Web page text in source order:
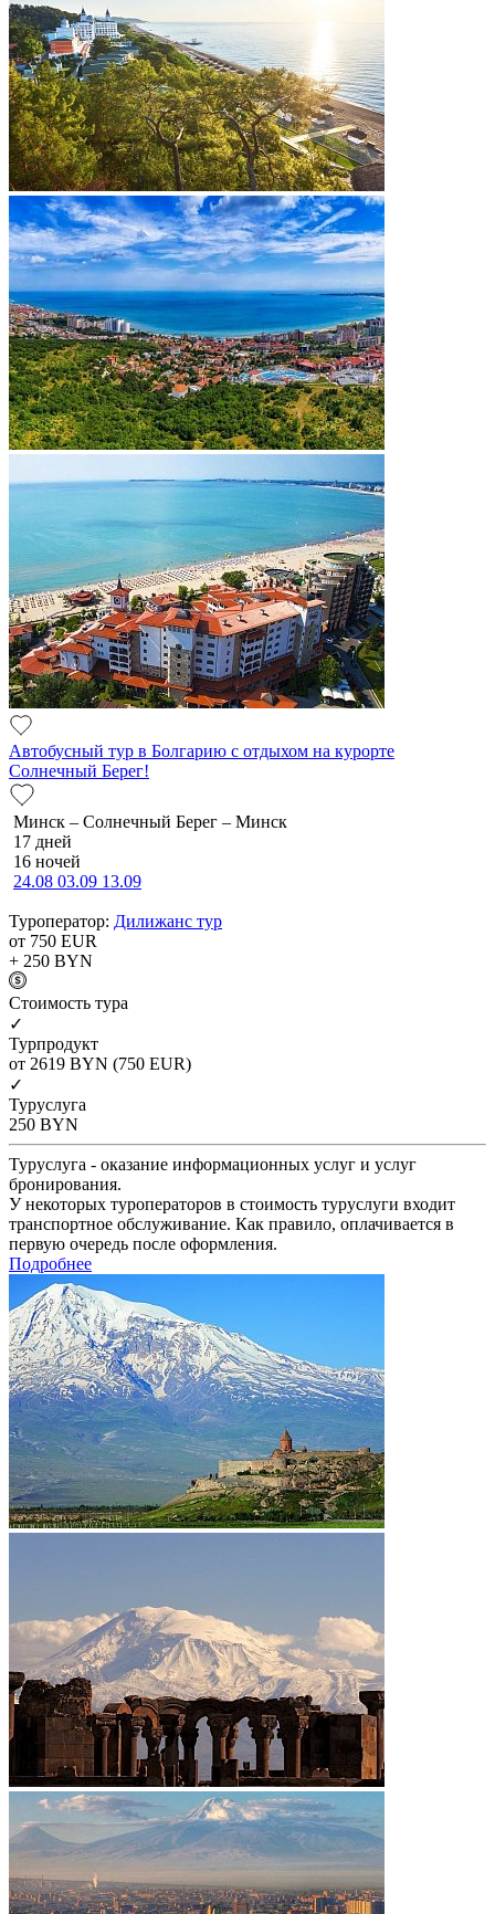
Автобусный тур в Болгарию с отдыхом на курорте
Солнечный Берег!
Минск – Солнечный Берег – Минск
17 дней
16 ночей
24.08 03.09 13.09
Туроператор: Дилижанс тур
от 750 EUR
+ 250 BYN
Cтоимость тура
✓
Турпродукт
от 2619 BYN (750 EUR)
✓
Туруслуга
250 BYN
Туруслуга - оказание информационных услуг и услуг
бронирования.
У некоторых туроператоров в стоимость туруслуги входит
транспортное обслуживание. Как правило, оплачивается в
первую очередь после оформления.
Подробнее